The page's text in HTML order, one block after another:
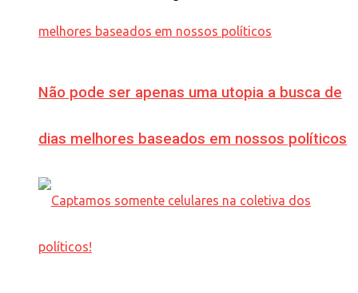
Não pode ser apenas uma utopia a busca de
dias melhores baseados em nossos políticos